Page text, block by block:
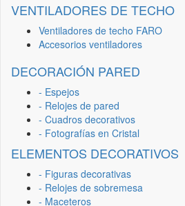
VENTILADORES DE TECHO
Ventiladores de techo FARO
Accesorios ventiladores
DECORACIÓN PARED
- Espejos
- Relojes de pared
- Cuadros decorativos
- Fotografías en Cristal
ELEMENTOS DECORATIVOS
- Figuras decorativas
- Relojes de sobremesa
- Maceteros